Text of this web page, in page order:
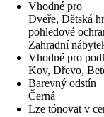
Vhodné pro
Dveře, Dětská
pohledové
Zahradní
Vhodné pro
Kov, Dřevo,
Barevný odstín
Černá
Lze tónovat v